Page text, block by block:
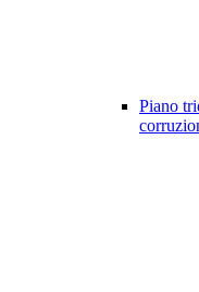
Piano